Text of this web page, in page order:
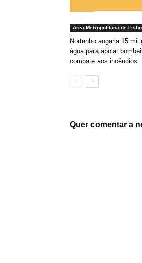
Área Metropolitana de
Nortenho angaria 15 mil
água para apoiar
combate aos incêndios
Quer comentar a